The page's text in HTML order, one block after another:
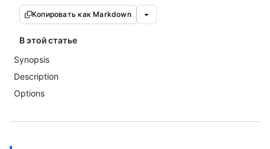
Копировать как Markdown
В этой статье
Synopsis
Description
Options